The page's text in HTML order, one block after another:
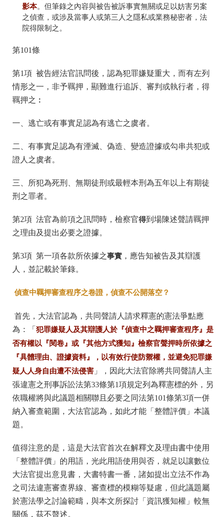
影本。但筆錄之內容與被告被訴事實無關或足以妨害另案
之偵查，或涉及當事人或第三人之隱私或業務秘密者，法
院得限制之。
第101條
第1項 被告經法官訊問後，認為犯罪嫌疑重大，而有左列
情形之一，非予羈押，顯難進行追訴、審判或執行者，得
羈押之︰
一、逃亡或有事實足認為有逃亡之虞者。
二、有事實足認為有湮滅、偽造、變造證據或勾串共犯或
證人之虞者。
三、所犯為死刑、無期徒刑或最輕本刑為五年以上有期徒
刑之罪者。
第2項 法官為前項之訊問時，檢察官得到場陳述聲請羈押
之理由及提出必要之證據。
第3項 第一項各款所依據之事實 ，應告知被告及其辯護
人，並記載於筆錄。
偵查中羈押審查程序之卷證，偵查不公開落空？
首先，大法官認為，共同聲請人請求釋憲的憲法爭點應
為：「 犯罪嫌疑人及其辯護人於『偵查中之羈押審查程序』是
否有權以『閱卷』或『其他方式獲知』檢察官聲押時所依據之
『具體理由、證據資料』，以有效行使防禦權，並避免犯罪嫌
疑人人身自由遭不法侵害 」，因此大法官除將共同聲請人主
張違憲之刑事訴訟法第33條第1項規定列為釋憲標的外，另
依職權將與此議題相關聯且必要之同法第101條第3項一併
納入審查範圍，大法官認為，如此才能「整體評價」本議
題。
值得注意的是，這是大法官首次在解釋文及理由書中使用
「整體評價」的用語，光此用語使用與否，就足以讓數位
大法官提出意見書，大書特書一番，諸如提出立法不作為
之司法違憲審查界線、審查標的模糊等疑慮，但此議題屬
於憲法學之討論範疇，與本文所探討「資訊獲知權」較無
關係，茲不贅述。